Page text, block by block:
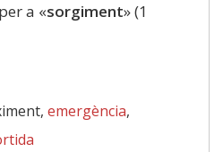
a «sorgiment» (1
emergència,